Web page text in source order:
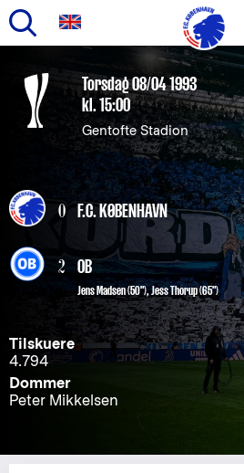
hovedindhold
Primær
navigation
Torsdag 08/04 1993
kl. 15:00
Gentofte Stadion
0 F.C. KØBENHAVN
2 OB
Jens Madsen (50"),Jess Thorup (65")
Tilskuere
4.794
Dommer
Peter Mikkelsen